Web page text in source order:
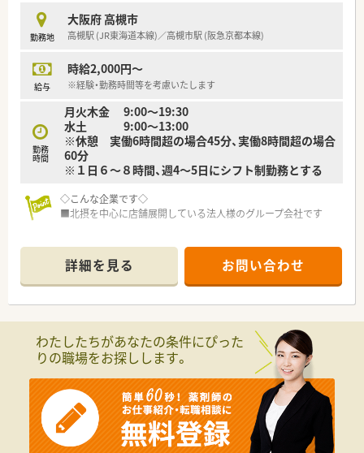
勤務地
大阪府 高槻市
高槻駅 (JR東海道本線)／高槻市駅 (阪急京都本線)
給与
時給2,000円～
※経験・勤務時間等を考慮いたします
勤務
時間
月火木金 9:00～19:30
水土 9:00～13:00
※休憩 実働6時間超の場合45分、実働8時間超の場合
60分
※１日６～８時間、週4～5日にシフト制勤務とする
◇こんな企業です◇
■北摂を中心に店舗展開している法人様のグループ会社です
■JR高槻駅が最寄り駅になります！
◇こんな方にオススメ◇
■電車通勤で毎日便利のご通勤したい方！
詳細を見る お問い合わせ
わたしたちがあなたの条件にぴった
りの職場をお探しします。